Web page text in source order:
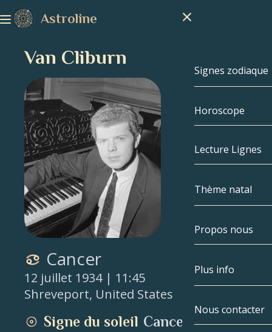
Astroline
Signes zodiaque
Signes
Capricorne
Poissons
Bélier
Taureau
Cancer
Horoscope
Lecture Lignes
Thème natal
Thème natal
Célébrités
Propos nous
Plus info
Compatibilité
Nous contacter
Van Cliburn
Cancer
12 juillet 1934| 11:45
Shreveport, United States
Signe du soleil Cancer